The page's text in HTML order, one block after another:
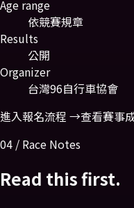
Age range
依競賽規章
Results
公開
Organizer
台灣96自行車協會
進入報名流程 →查看賽事
04 / Race Notes
Read this first.